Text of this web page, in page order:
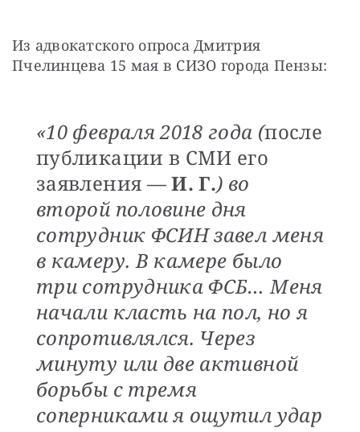
Из адвокатского опроса Дмитрия
Пчелинцева 15 мая в СИЗО города Пензы:
«10 февраля 2018 года (после
публикации в СМИ его
заявления —И. Г.) во
второй половине дня
сотрудник ФСИН завел меня
в камеру. В камере было
три сотрудника ФСБ… Меня
начали класть на пол, но я
сопротивлялся. Через
минуту или две активной
борьбы с тремя
соперниками я ощутил удар